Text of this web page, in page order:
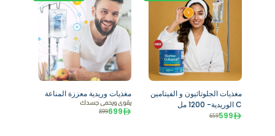
مغذيات الجلوتاثيون و الفيتامين
C الوريدية- 1200 مل
599
659
مغذيات وريدية معززة المناعة
يقوي ويحمي جسدك
699
899